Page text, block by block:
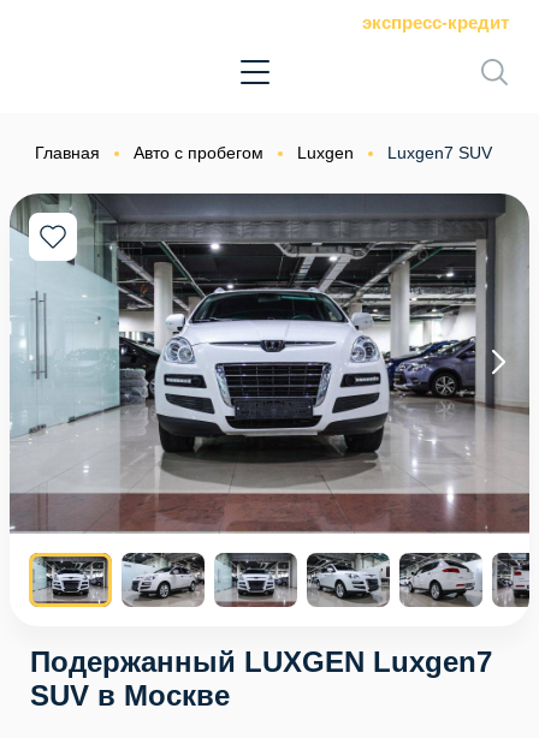
экспресс-кредит
Главная Авто с пробегом Luxgen Luxgen7 SUV
Подержанный LUXGEN Luxgen7
SUV в Москве